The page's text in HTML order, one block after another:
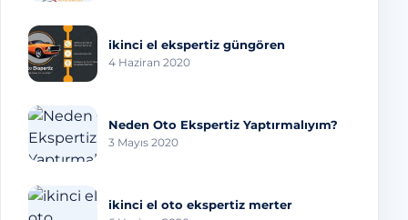
ikinci el ekspertiz güngören
4 Haziran 2020
Neden Oto Ekspertiz Yaptırmalıyım?
3 Mayıs 2020
ikinci el oto ekspertiz merter